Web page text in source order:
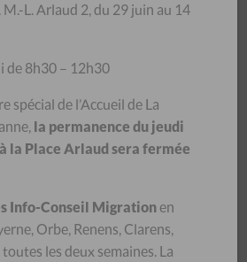
aux sollicitations des médias
des personnes usagères de ses
Vaud se trouvent sur la page
M.-L. Arlaud 2, du 29 juin au 14
de 8h30 – 12h30
spécial de l’Accueil de La
la permanence du jeudi
la Place Arlaud sera fermée
Info-Conseil Migration en
Orbe, Renens, Clarens,
les deux semaines. La